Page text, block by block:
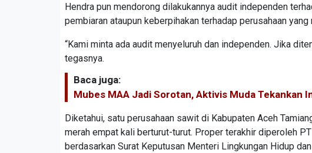
Hendra pun mendorong dilakukannya audit independen
pembiaran ataupun keberpihakan terhadap perusahaan
“Kami minta ada audit menyeluruh dan independen. Jika
tegasnya.
Baca juga:
Mubes MAA Jadi Sorotan, Aktivis Muda Tekankan
Diketahui, satu perusahaan sawit di Kabupaten Aceh
merah empat kali berturut-turut. Proper terakhir diperoleh
berdasarkan Surat Keputusan Menteri Lingkungan Hidup